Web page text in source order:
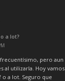
a lot?
pero aun
al utilizarla. Hoy vamos
o a lot. Seguro que